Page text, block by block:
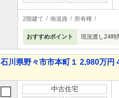
2階建て 南道路 所有権
おすすめポイント 現況渡し24時
石川県野々市市本町１ 2,980万円
中古住宅